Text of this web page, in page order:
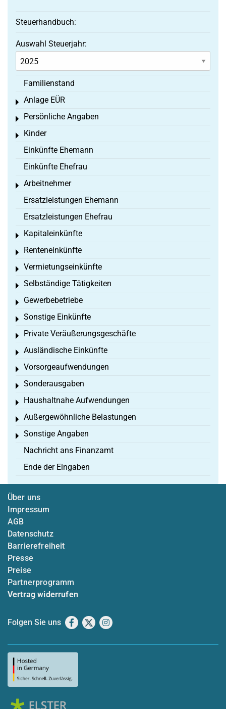
Steuerhandbuch:
Auswahl Steuerjahr:
Familienstand
Anlage EÜR
Toggle menu
Persönliche Angaben
Toggle menu
Kinder
Toggle menu
Einkünfte Ehemann
Einkünfte Ehefrau
Arbeitnehmer
Toggle menu
Ersatzleistungen Ehemann
Ersatzleistungen Ehefrau
Kapitaleinkünfte
Toggle menu
Renteneinkünfte
Toggle menu
Vermietungseinkünfte
Toggle menu
Selbständige Tätigkeiten
Toggle menu
Gewerbebetriebe
Toggle menu
Sonstige Einkünfte
Toggle menu
Private Veräußerungsgeschäfte
Toggle menu
Ausländische Einkünfte
Toggle menu
Vorsorgeaufwendungen
Toggle menu
Sonderausgaben
Toggle menu
Haushaltnahe Aufwendungen
Toggle menu
Außergewöhnliche Belastungen
Toggle menu
Sonstige Angaben
Toggle menu
Nachricht ans Finanzamt
Ende der Eingaben
Über uns
Impressum
AGB
Datenschutz
Barrierefreiheit
Presse
Preise
Partnerprogramm
Vertrag widerrufen
Folgen Sie uns Facebook
X Instagram